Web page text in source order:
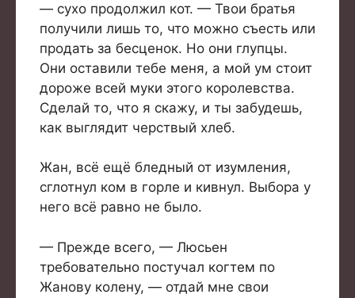
— сухо продолжил кот. — Твои братья
получили лишь то, что можно съесть или
продать за бесценок. Но они глупцы.
Они оставили тебе меня, а мой ум стоит
дороже всей муки этого королевства.
Сделай то, что я скажу, и ты забудешь,
как выглядит черствый хлеб.
Жан, всё ещё бледный от изумления,
сглотнул ком в горле и кивнул. Выбора у
него всё равно не было.
— Прежде всего, — Люсьен
требовательно постучал когтем по
Жанову колену, — отдай мне свои